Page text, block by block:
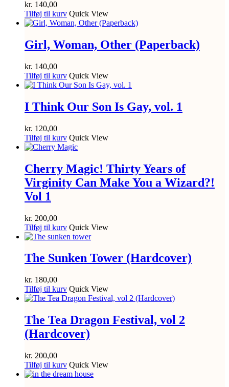
kr. 140,00
Tilføj til kurv Quick View
Girl, Woman, Other (Paperback)
kr. 140,00
Tilføj til kurv Quick View
I Think Our Son Is Gay, vol. 1
kr. 120,00
Tilføj til kurv Quick View
Cherry Magic! Thirty Years of
Virginity Can Make You a Wizard?!
Vol 1
kr. 200,00
Tilføj til kurv Quick View
The Sunken Tower (Hardcover)
kr. 180,00
Tilføj til kurv Quick View
The Tea Dragon Festival, vol 2
(Hardcover)
kr. 200,00
Tilføj til kurv Quick View